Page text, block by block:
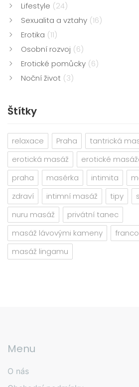
Lifestyle (24)
Sexualita a vztahy (16)
Erotika (11)
Osobní rozvoj (6)
Erotické pomůcky (6)
Noční život (3)
Štítky
relaxace Praha tantrická
erotická masáž
erotické
praha
masérka intimita
zdraví
intimní masáž tipy
nuru masáž
privátní tanec
masáž lávovými kameny
masáž lingamu
Menu
O nás